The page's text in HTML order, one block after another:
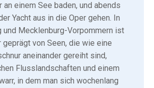
an einem See baden, und abends
Yacht aus in die Oper gehen. In
und Mecklenburg-Vorpommern ist
geprägt von Seen, die wie eine
aneinander gereiht sind,
Flusslandschaften und einem
in dem man sich wochenlang